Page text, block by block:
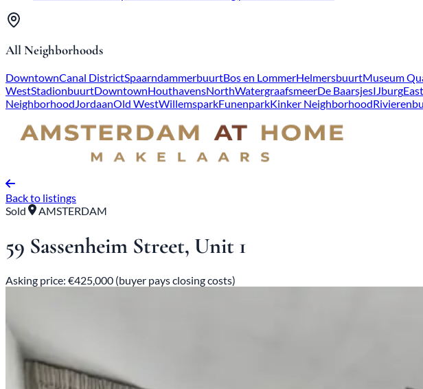
All Neighborhoods
DowntownCanal DistrictSpaarndammerbuurtBos en LommerHelmersbuurtMuseum
WestStadionbuurtDowntownHouthavensNorthWatergraafsmeerDe BaarsjesIJburgEast
NeighborhoodJordaanOld WestWillemsparkFunenparkKinker Neighborhood
Back to listings
Sold
AMSTERDAM
59 Sassenheim Street, Unit 1
Asking price: €425,000 (buyer pays closing costs)